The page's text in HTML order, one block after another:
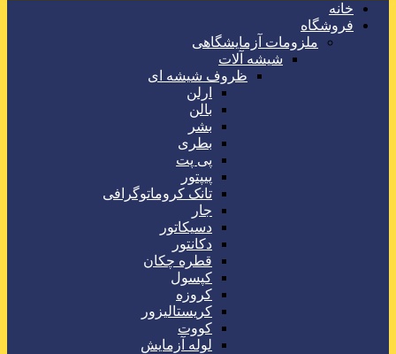
خانه
فروشگاه
ملزومات آزمایشگاهی
شیشه آلات
ظروف شیشه ای
ارلن
بالن
بشر
بطری
پی پت
پیپتور
تانک کروماتوگرافی
جار
دسیکاتور
دکانتور
قطره چکان
کپسول
کروزه
کریستالیزور
کووت
لوله آزمایش